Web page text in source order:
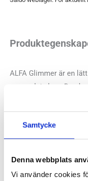
Samtycke
Denna webbplats
Vi använder cookies
ALFA Glimmer är en
grus och i skog. Den
smiter åt behagligt
strumpliknande
Läst:Normal
ALFAs